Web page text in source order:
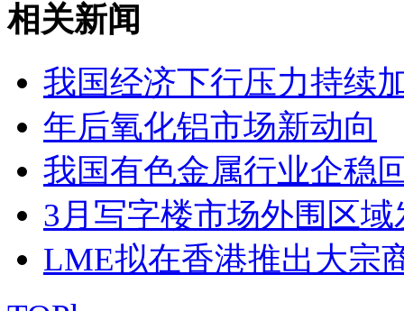
相关新闻
我国经济下行压力持续
年后氧化铝市场新动向
我国有色金属行业企稳
3月写字楼市场外围区域
LME拟在香港推出大宗